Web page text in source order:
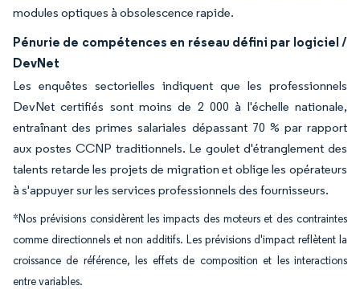
modules optiques à obsolescence rapide.
Pénurie de compétences en réseau défini par logiciel /
DevNet
Les enquêtes sectorielles indiquent que les professionnels
DevNet certifiés sont moins de 2 000 à l'échelle nationale,
entraînant des primes salariales dépassant 70 % par rapport
aux postes CCNP traditionnels. Le goulet d'étranglement des
talents retarde les projets de migration et oblige les opérateurs
à s'appuyer sur les services professionnels des fournisseurs.
*Nos prévisions considèrent les impacts des moteurs et des contraintes
comme directionnels et non additifs. Les prévisions d'impact reflètent la
croissance de référence, les effets de composition et les interactions
entre variables.